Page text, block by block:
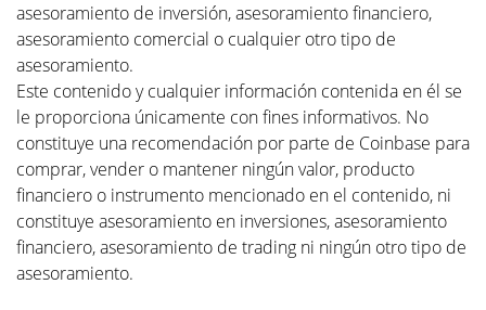
asesoramiento de inversión, asesoramiento financiero,
asesoramiento comercial o cualquier otro tipo de
asesoramiento.
Este contenido y cualquier información contenida en él se
le proporciona únicamente con fines informativos. No
constituye una recomendación por parte de Coinbase para
comprar, vender o mantener ningún valor, producto
financiero o instrumento mencionado en el contenido, ni
constituye asesoramiento en inversiones, asesoramiento
financiero, asesoramiento de trading ni ningún otro tipo de
asesoramiento.